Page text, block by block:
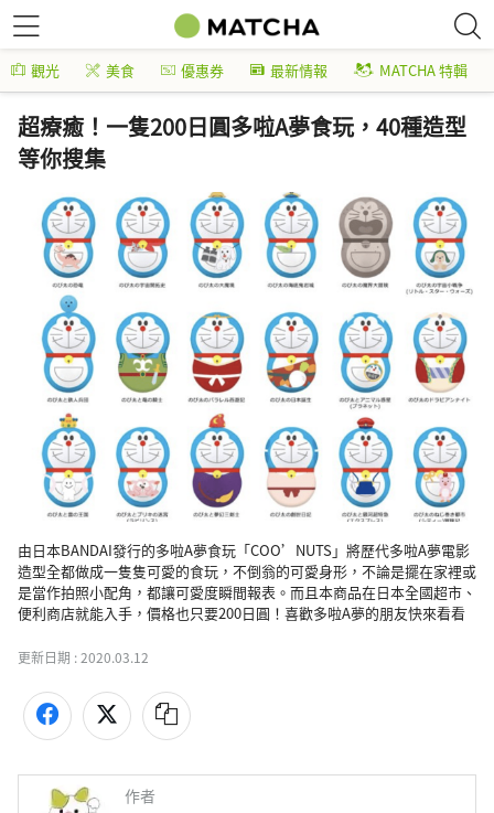
觀光 美食 優惠券 最新情報 MATCHA 特輯
超療癒！一隻200日圓多啦A夢食玩，40種造型
等你搜集
由日本BANDAI發行的多啦A夢食玩「COO’NUTS」將歷代多啦A夢電影
造型全都做成一隻隻可愛的食玩，不倒翁的可愛身形，不論是擺在家裡或
是當作拍照小配角，都讓可愛度瞬間報表。而且本商品在日本全國超市、
便利商店就能入手，價格也只要200日圓！喜歡多啦A夢的朋友快來看看
更新日期 :2020.03.12
作者